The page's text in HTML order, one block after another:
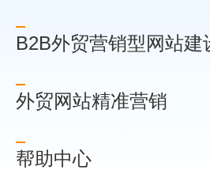
B2B外贸营销型网站建
外贸网站精准营销
帮助中心